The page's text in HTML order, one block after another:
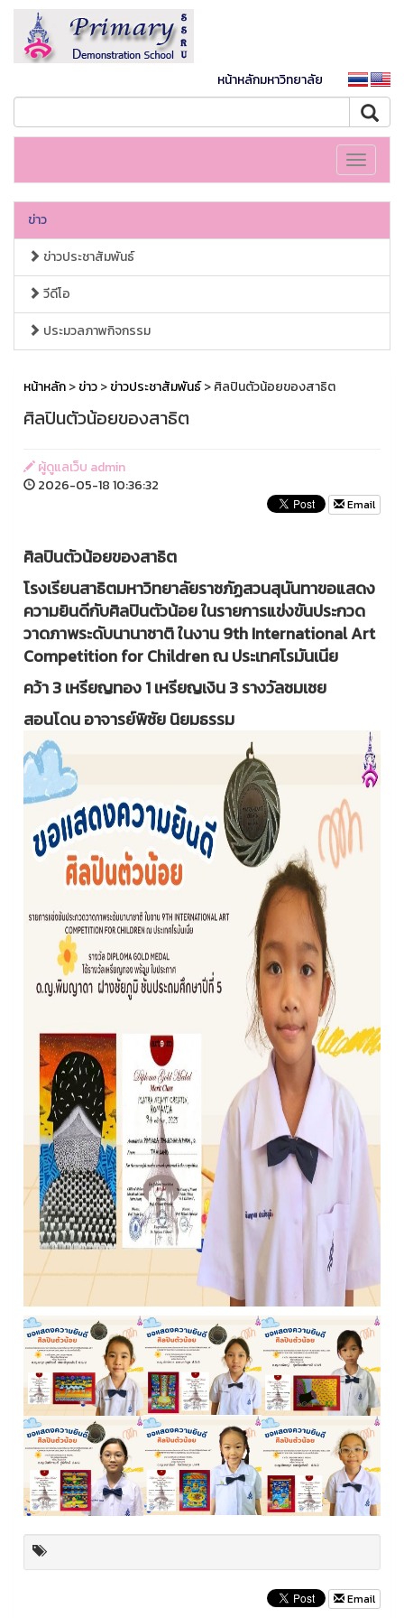
หน้าหลักมหาวิทยาลัย
Toggle
ข่าว
ข่าวประชาสัมพันธ์
วีดีโอ
ประมวลภาพกิจกรรม
หน้าหลัก>ข่าว>ข่าวประชาสัมพันธ์> ศิลปินตัวน้อยของสาธิต
ศิลปินตัวน้อยของสาธิต
ผู้ดูแลเว็บ admin
2026-05-18 10:36:32
Email
ศิลปินตัวน้อยของสาธิต
โรงเรียนสาธิตมหาวิทยาลัยราชภัฏสวนสุนันทาขอแสดง
ความยินดีกับศิลปินตัวน้อย ในรายการแข่งขันประกวด
วาดภาพระดับนานาชาติ ในงาน 9th International Art
Competition for Children ณ ประเทศโรมันเนีย
คว้า 3 เหรียญทอง 1 เหรียญเงิน 3 รางวัลชมเชย
สอนโดน อาจารย์พิชัย นิยมธรรม
Email